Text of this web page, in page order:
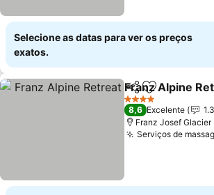
Selecione as datas para ver os preços
exatos.
PartilharAdicionar
Franz Alpine
4 Estrelas
8,6 Excelente
Franz Josef Glacier
Serviços de